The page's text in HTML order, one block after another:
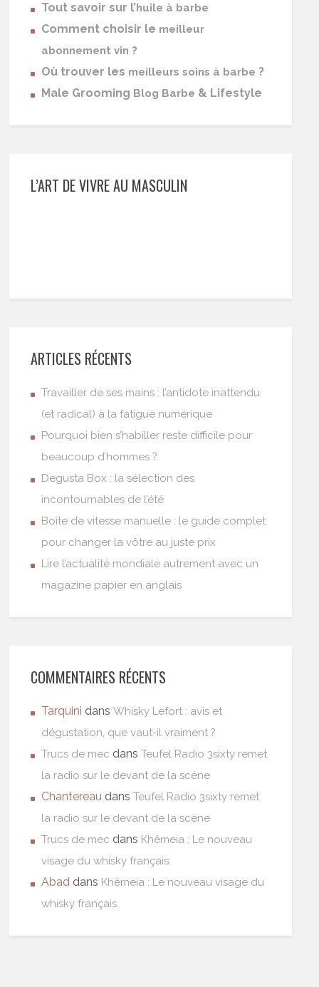
Tout savoir sur l’huile à barbe
Comment choisir le meilleur
abonnement vin ?
Où trouver les meilleurs soins à barbe ?
Male Grooming Blog Barbe & Lifestyle
L’ART DE VIVRE AU MASCULIN
ARTICLES RÉCENTS
Travailler de ses mains : l’antidote inattendu
(et radical) à la fatigue numérique
Pourquoi bien s’habiller reste difficile pour
beaucoup d’hommes ?
Degusta Box : la sélection des
incontournables de l’été
Boîte de vitesse manuelle : le guide complet
pour changer la vôtre au juste prix
Lire l’actualité mondiale autrement avec un
magazine papier en anglais
COMMENTAIRES RÉCENTS
Tarquini dansWhisky Lefort : avis et
dégustation, que vaut-il vraiment ?
Trucs de mec dansTeufel Radio 3sixty remet
la radio sur le devant de la scène
Chantereau dansTeufel Radio 3sixty remet
la radio sur le devant de la scène
Trucs de mec dans Khêmeia : Le nouveau
visage du whisky français.
Abad dans Khêmeia : Le nouveau visage du
whisky français.